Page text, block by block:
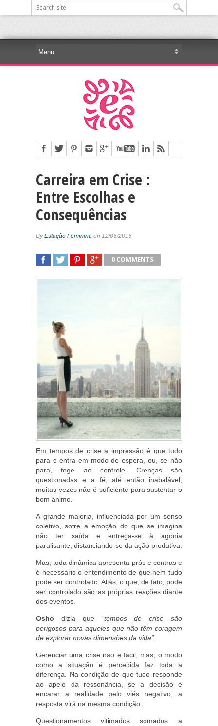
Carreira em Crise :
Entre Escolhas e
Consequências
ByEstação Feminina on 12/05/2015
0 COMMENTS
Em tempos de crise a impressão é que tudo
para e entra em modo de espera, ou, se não
para, foge ao controle. Crenças são
questionadas e a fé, até então inabalável,
muitas vezes não é suficiente para sustentar o
bom ânimo.
A grande maioria, influenciada por um senso
coletivo, sofre a emoção do que se imagina
não ter saída e entrega-se à agonia
paralisante, distanciando-se da ação produtiva.
Mas, toda dinâmica apresenta prós e contras e
é necessário o entendimento de que nem tudo
pode ser controlado. Aliás, o que, de fato, pode
ser controlado são as próprias reações diante
dos eventos.
Osho dizia que “tempos de crise são
perigosos para aqueles que não têm coragem
de explorar novas dimensões da vida”
Gerenciar uma crise não é fácil, mas, o modo
como a situação é percebida faz toda a
diferença. Na condição de que tudo responde
ao apelo da ressonância, se a decisão é
encarar a realidade pelo viés negativo, a
resposta virá na mesma condição.
Questionamentos vitimados somados a